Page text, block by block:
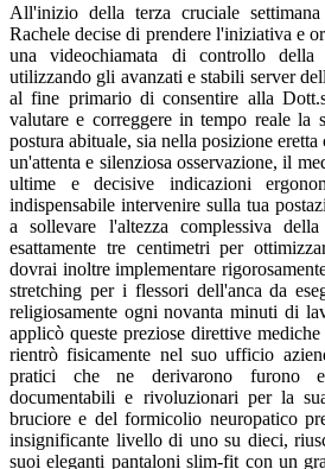
All'inizio della terza cruciale
Rachele decise di prendere l'iniziativa e
una videochiamata di controllo
utilizzando gli avanzati e stabili server
al fine primario di consentire alla
valutare e correggere in tempo reale la
postura abituale, sia nella posizione
un'attenta e silenziosa osservazione, il
ultime e decisive indicazioni
indispensabile intervenire sulla tua
a sollevare l'altezza complessiva
esattamente tre centimetri per
dovrai inoltre implementare
stretching per i flessori dell'anca da
religiosamente ogni novanta minuti di
applicò queste preziose direttive
rientrò fisicamente nel suo ufficio
pratici che ne derivarono furono
documentabili e rivoluzionari per la
bruciore e del formicolio neuropatico
insignificante livello di uno su dieci,
suoi eleganti pantaloni slim-fit con un